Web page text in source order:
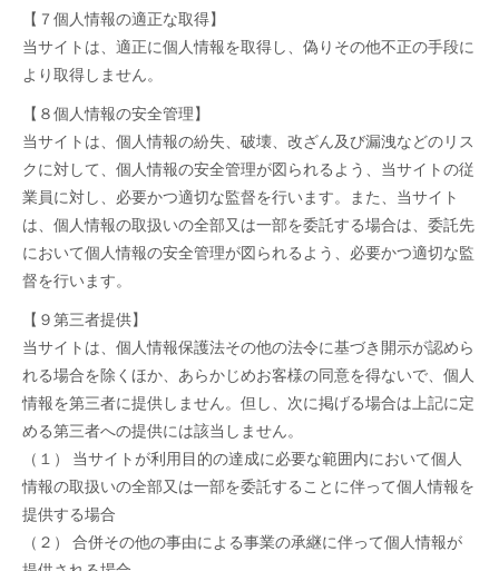
【７個人情報の適正な取得】
当サイトは、適正に個人情報を取得し、偽りその他不正の手段に
より取得しません。
【８個人情報の安全管理】
当サイトは、個人情報の紛失、破壊、改ざん及び漏洩などのリス
クに対して、個人情報の安全管理が図られるよう、当サイトの従
業員に対し、必要かつ適切な監督を行います。また、当サイト
は、個人情報の取扱いの全部又は一部を委託する場合は、委託先
において個人情報の安全管理が図られるよう、必要かつ適切な監
督を行います。
【９第三者提供】
当サイトは、個人情報保護法その他の法令に基づき開示が認めら
れる場合を除くほか、あらかじめお客様の同意を得ないで、個人
情報を第三者に提供しません。但し、次に掲げる場合は上記に定
める第三者への提供には該当しません。
（１） 当サイトが利用目的の達成に必要な範囲内において個人
情報の取扱いの全部又は一部を委託することに伴って個人情報を
提供する場合
（２） 合併その他の事由による事業の承継に伴って個人情報が